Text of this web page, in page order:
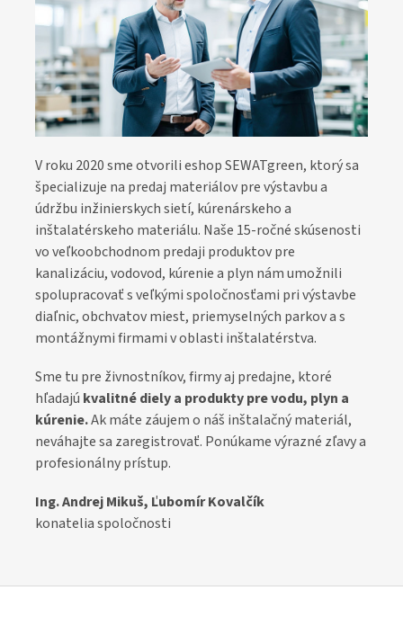
V roku 2020 sme otvorili eshop SEWATgreen, ktorý sa
špecializuje na predaj materiálov pre výstavbu a
údržbu inžinierskych sietí, kúrenárskeho a
inštalatérskeho materiálu. Naše 15-ročné skúsenosti
vo veľkoobchodnom predaji produktov pre
kanalizáciu, vodovod, kúrenie a plyn nám umožnili
spolupracovať s veľkými spoločnosťami pri výstavbe
diaľnic, obchvatov miest, priemyselných parkov a s
montážnymi firmami v oblasti inštalatérstva.
Sme tu pre živnostníkov, firmy aj predajne, ktoré
hľadajú kvalitné diely a produkty pre vodu, plyn a
kúrenie.Ak máte záujem o náš inštalačný materiál,
neváhajte sa zaregistrovať. Ponúkame výrazné zľavy a
profesionálny prístup.
Ing. Andrej Mikuš, ĽubomírKovalčík
konatelia spoločnosti